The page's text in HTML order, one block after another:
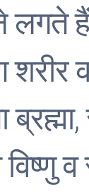
लगते
शरीर
ब्रह्मा,
विष्णु